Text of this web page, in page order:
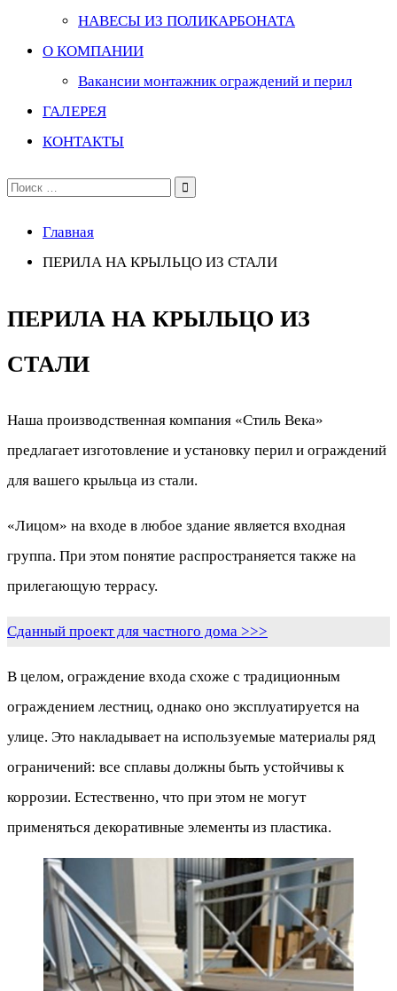
НАВЕСЫ ИЗ ПОЛИКАРБОНАТА
О КОМПАНИИ
Вакансии монтажник ограждений и перил
ГАЛЕРЕЯ
КОНТАКТЫ
Поиск
Главная
ПЕРИЛА НА КРЫЛЬЦО ИЗ СТАЛИ
ПЕРИЛА НА КРЫЛЬЦО ИЗ
СТАЛИ
Наша производственная компания «Стиль Века»
предлагает изготовление и установку перил и ограждений
для вашего крыльца из стали.
«Лицом» на входе в любое здание является входная
группа. При этом понятие распространяется также на
прилегающую террасу.
Сданный проект для частного дома >>>
В целом, ограждение входа схоже с традиционным
ограждением лестниц, однако оно эксплуатируется на
улице. Это накладывает на используемые материалы ряд
ограничений: все сплавы должны быть устойчивы к
коррозии. Естественно, что при этом не могут
применяться декоративные элементы из пластика.